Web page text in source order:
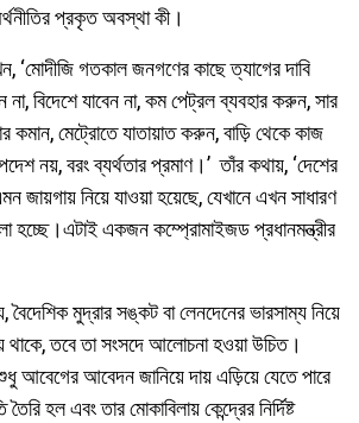
প্রকৃত অবস্থা কী।
‘মোদীজি গতকাল জনগণের কাছে ত্যাগের দাবি
বিদেশে যাবেন না, কম পেট্রল ব্যবহার করুন, সার
কমান, মেট্রোতে যাতায়াত করুন, বাড়ি থেকে কাজ
নয়, বরং ব্যর্থতার প্রমাণ।’ তাঁর কথায়, ‘দেশের
জায়গায় নিয়ে যাওয়া হয়েছে, যেখানে এখন সাধারণ
হচ্ছে।এটাই একজন কম্প্রোমাইজড প্রধানমন্ত্রীর
বৈদেশিক মুদ্রার সঙ্কট বা লেনদেনের ভারসাম্য নিয়ে
থাকে, তবে তা সংসদে আলোচনা হওয়া উচিত।
শুধু আবেগের আবেদন জানিয়ে দায় এড়িয়ে যেতে পারে
হল এবং তার মোকাবিলায় কেন্দ্রের নির্দিষ্ট